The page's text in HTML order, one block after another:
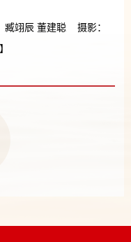
臧翊辰 董建聪 摄影：